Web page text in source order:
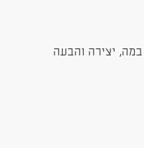
יצירה והבעה